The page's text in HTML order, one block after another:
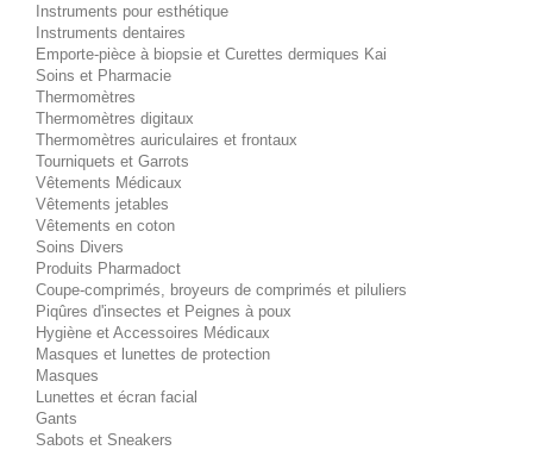
Instruments pour esthétique
Instruments dentaires
Emporte-pièce à biopsie et Curettes dermiques Kai
Soins et Pharmacie
Thermomètres
Thermomètres digitaux
Thermomètres auriculaires et frontaux
Tourniquets et Garrots
Vêtements Médicaux
Vêtements jetables
Vêtements en coton
Soins Divers
Produits Pharmadoct
Coupe-comprimés, broyeurs de comprimés et piluliers
Piqûres d'insectes et Peignes à poux
Hygiène et Accessoires Médicaux
Masques et lunettes de protection
Masques
Lunettes et écran facial
Gants
Sabots et Sneakers